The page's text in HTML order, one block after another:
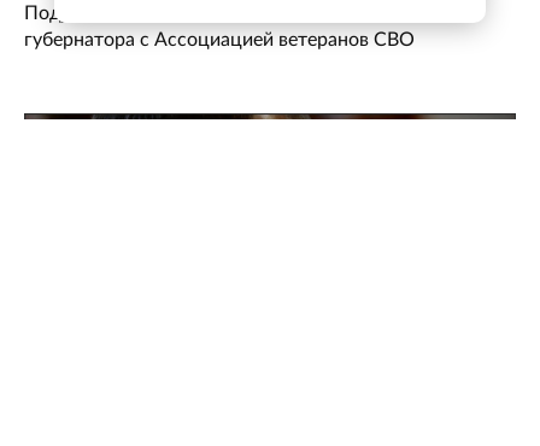
Поддержка для героев: как прошла встреча
губернатора с Ассоциацией ветеранов СВО